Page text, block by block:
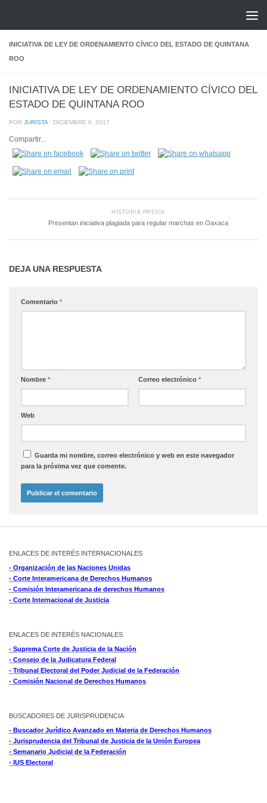
INICIATIVA DE LEY DE ORDENAMIENTO CÍVICO DEL ESTADO DE QUINTANA
ROO
INICIATIVA DE LEY DE ORDENAMIENTO CÍVICO DEL
ESTADO DE QUINTANA ROO
POR JURISTA · DICIEMBRE 6, 2017
Compartir...
HISTORIA PREVIA
Presentan iniciativa plagiada para regular marchas en Oaxaca
DEJA UNA RESPUESTA
Comentario *
Nombre * Correo electrónico *
Web
Guarda mi nombre, correo electrónico y web en este navegador
para la próxima vez que comente.
ENLACES DE INTERÉS INTERNACIONALES
- Organización de las Naciones Unidas
- Corte Interamericana de Derechos Humanos
- Comisión Interamericana de derechos Humanos
- Corte Internacional de Justicia
ENLACES DE INTERÉS NACIONALES
- Suprema Corte de Justicia de la Nación
- Consejo de la Judicatura Federal
- Tribunal Electoral del Poder Judicial de la Federación
- Comisión Nacional de Derechos Humanos
BUSCADORES DE JURISPRUDENCIA
- Buscador Jurídico Avanzado en Materia de Derechos Humanos
- Jurisprudencia del Tribunal de Justicia de la Unión Europea
- Semanario Judicial de la Federación
- IUS Electoral